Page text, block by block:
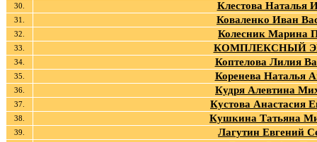
30. Клестова Наталья
31. Коваленко Иван
32. Колесник Марина
33. КОМПЛЕКСНЫЙ
34. Коптелова Лилия
35. Коренева Наталья
36. Кудря Алевтина
37. Кустова Анастасия
38. Кушкина Татьяна
39. Лагутин Евгений